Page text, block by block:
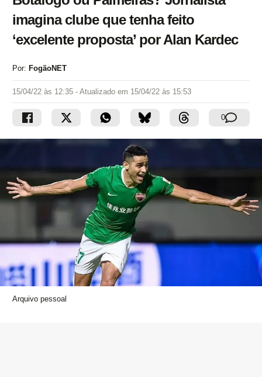
imagina clube que tenha feito
‘excelente proposta’ por Alan Kardec
Por: FogãoNET
15/04/22 às 12:35 - Atualizado em 15/04/22 às 15:53
0
Arquivo pessoal